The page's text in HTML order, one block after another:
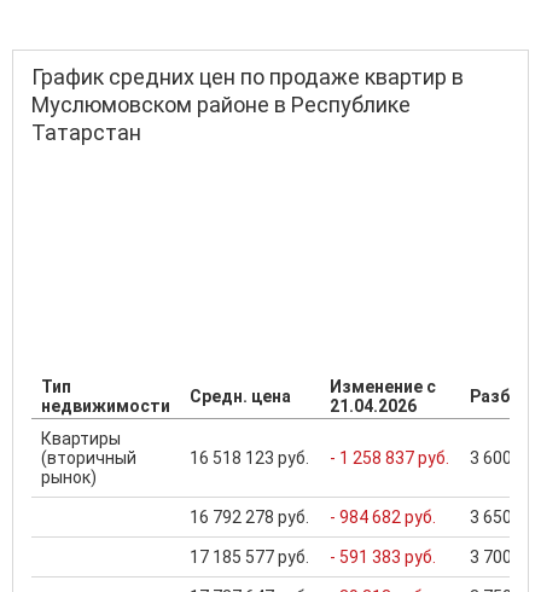
График средних цен по продаже квартир в
Муслюмовском районе в Республике
Татарстан
Тип
недвижимости
Средн. цена
Изменение с
21.04.2026
Квартиры
(вторичный
рынок)
16 518 123 руб. - 1 258 837 руб. 3 600
16 792 278 руб. - 984 682 руб. 3 650
17 185 577 руб. - 591 383 руб. 3 700